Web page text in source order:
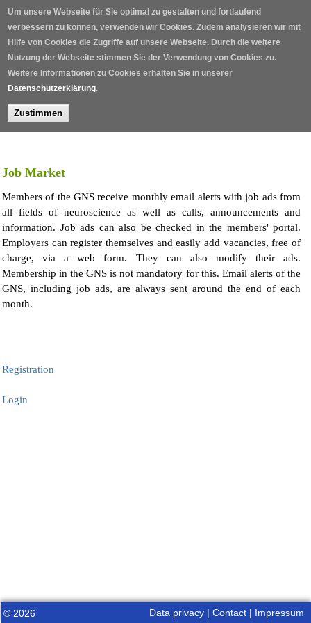
Um unsere Webseite für Sie optimal zu gestalten und fortlaufend
verbessern zu können, verwenden wir Cookies. Zudem analysieren wir mit
Hilfe von Cookies die Zugriffe auf unsere Webseite. Durch die weitere
Nutzung der Webseite stimmen Sie der Verwendung von Cookies zu.
Weitere Informationen zu Cookies erhalten Sie in unserer
Datenschutzerklärung.
Zustimmen
Skip to main content
Home /
Job Market
Members of the GNS receive monthly email alerts with job ads from
all fields of neuroscience as well as calls, announcements and
information. Job ads can also be checked in the members' portal.
Employers can register themselves and easily add vacancies, free of
charge, via a web form. They can also modify their ads.
Membership in the GNS is not mandatory for this. Email alerts of the
GNS, including job ads, are always sent around the end of each
month.
Registration
Login
© 2026 Data privacy |Contact Impressum